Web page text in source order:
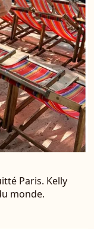
Paris. Kelly
monde.